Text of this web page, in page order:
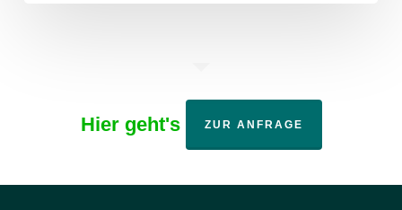
Hier geht's ZUR ANFRAGE